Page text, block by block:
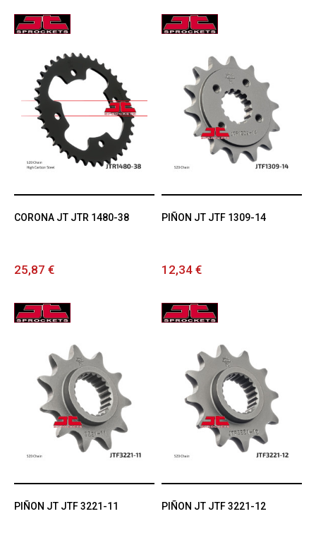
CORONA JT JTR 1480-38
25,87 €
PIÑON JT JTF 1309-14
12,34 €
PIÑON JT JTF 3221-11 PIÑON JT JTF 3221-12